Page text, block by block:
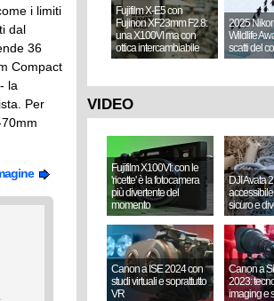
i limiti
dal
36
Compact
la
Per
Fujifilm X-E5 con
Fujinon XF23mm F2.8:
una X100VI ma con
ottica intercambiabile
2025
Wildlife
scatti del
VIDEO
Fujifilm X100VI: con le
'ricette' è la fotocamera
più divertente del
momento
DJI Avata
sicuro e
Canon a ISE 2024 con
studi virtuali e soprattutto
VR
Canon a
2023:
imaging e